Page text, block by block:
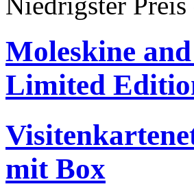
Moleskine
Limited
mit Box